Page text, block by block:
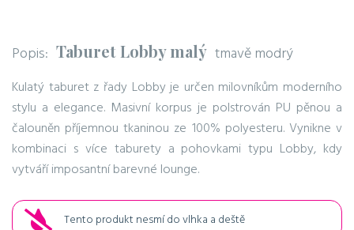
Popis: Taburet Lobby malý tmavě modrý
Kulatý taburet z řady Lobby je určen milovníkům moderního
stylu a elegance. Masivní korpus je polstrován PU pěnou a
čalouněn příjemnou tkaninou ze 100% polyesteru. Vynikne v
kombinaci s více taburety a pohovkami typu Lobby, kdy
vytváří imposantní barevné lounge.
Tento produkt nesmí do vlhka a deště